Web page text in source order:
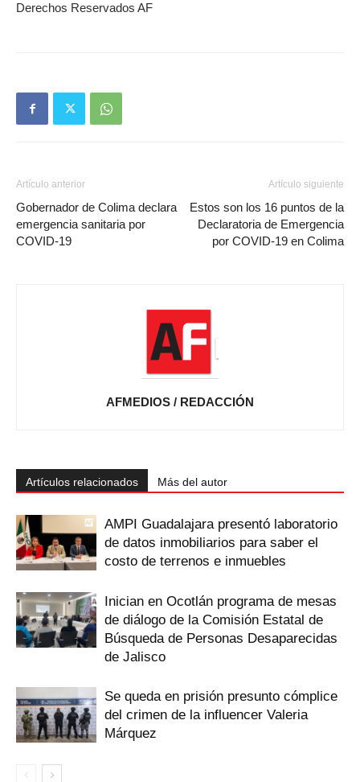
Derechos Reservados AF
Artículo anterior
Gobernador de Colima declara
emergencia sanitaria por
COVID-19
Artículo siguiente
Estos son los 16 puntos de la
Declaratoria de Emergencia
por COVID-19 en Colima
AFMEDIOS / REDACCIÓN
Artículos relacionados Más del autor
AMPI Guadalajara presentó laboratorio
de datos inmobiliarios para saber el
costo de terrenos e inmuebles
Inician en Ocotlán programa de mesas
de diálogo de la Comisión Estatal de
Búsqueda de Personas Desaparecidas
de Jalisco
Se queda en prisión presunto cómplice
del crimen de la influencer Valeria
Márquez